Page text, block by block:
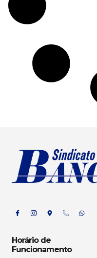
Horário de
Funcionamento